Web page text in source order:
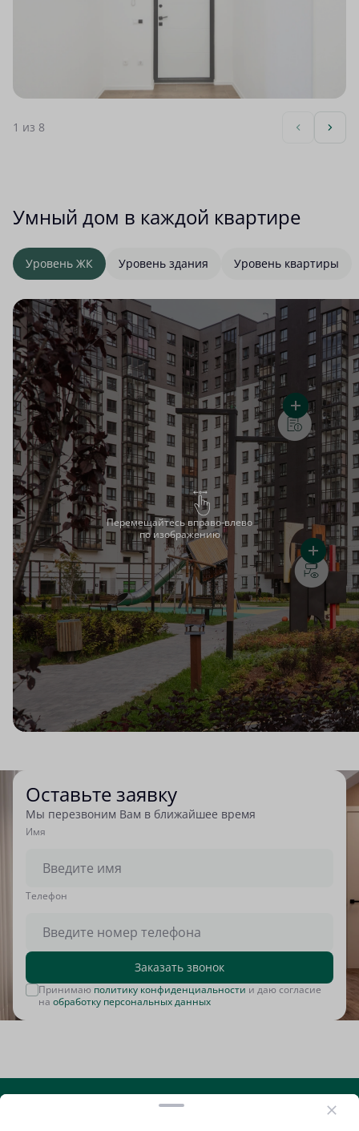
1 из 8
Умный дом в каждой квартире
Уровень ЖК Уровень здания Уровень квартиры
Перемещайтесь вправо-влево
по изображению
Оставьте заявку
Мы перезвоним Вам в ближайшее время
Имя
Tелефон
Заказать звонок
Принимаю политику конфиденциальности и даю согласие
на обработку персональных данных